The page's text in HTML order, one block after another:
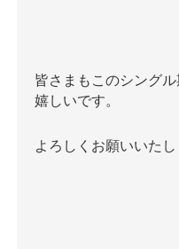
皆さまもこのシング
嬉しいです。
よろしくお願いいたし